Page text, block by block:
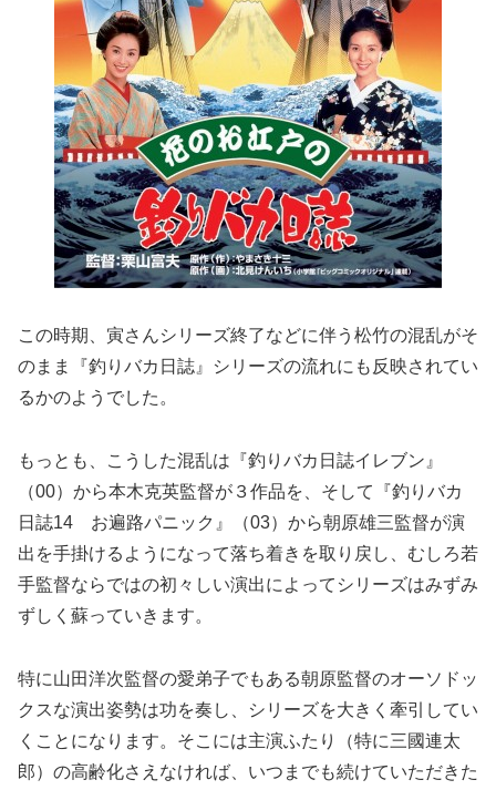
この時期、寅さんシリーズ終了などに伴う松竹の混乱がそ
のまま『釣りバカ日誌』シリーズの流れにも反映されてい
るかのようでした。
もっとも、こうした混乱は『釣りバカ日誌イレブン』
（00）から本木克英監督が３作品を、そして『釣りバカ
日誌14 お遍路パニック』（03）から朝原雄三監督が演
出を手掛けるようになって落ち着きを取り戻し、むしろ若
手監督ならではの初々しい演出によってシリーズはみずみ
ずしく蘇っていきます。
特に山田洋次監督の愛弟子でもある朝原監督のオーソドッ
クスな演出姿勢は功を奏し、シリーズを大きく牽引してい
くことになります。そこには主演ふたり（特に三國連太
郎）の高齢化さえなければ、いつまでも続けていただきた